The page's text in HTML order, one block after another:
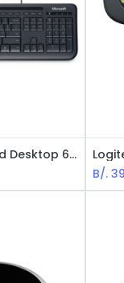
Microsoft Wired Desktop 600 Teclado Estándard, USB, Español, Negro
B/.